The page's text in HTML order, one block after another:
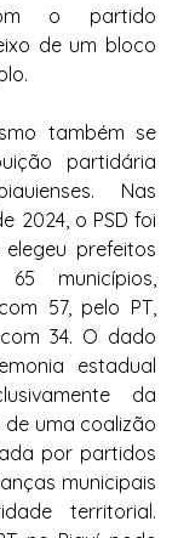
o partido
de um bloco
também se
partidária
Nas
2024, o PSD foi
prefeitos
municípios,
57, pelo PT,
34. O dado
estadual
da
uma coalizão
por partidos
municipais
territorial.